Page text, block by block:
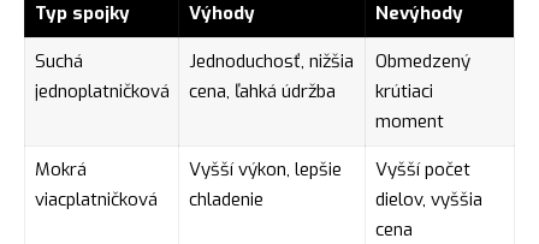
Typ spojky
Výhody
Nevýhody
Suchá
jednoplatničková
Jednoduchosť, nižšia
cena, ľahká údržba
Obmedzený
krútiaci
moment
Mokrá
viacplatničková
Vyšší výkon, lepšie
chladenie
Vyšší počet
dielov, vyššia
cena